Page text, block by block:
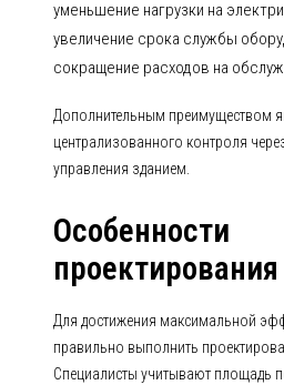
уменьшение нагрузки на
увеличение срока службы
сокращение расходов на
Дополнительным преимуществом
централизованного контроля
управления зданием.
Особенности
Для достижения максимальной
правильно выполнить
Специалисты учитывают площадь